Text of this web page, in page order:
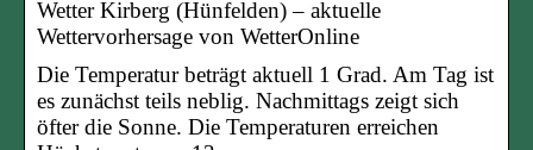
Wetter Kirberg (Hünfelden) – aktuelle
Wettervorhersage von WetterOnline
Die Temperatur beträgt aktuell 1 Grad. Am Tag ist
es zunächst teils neblig. Nachmittags zeigt sich
öfter die Sonne. Die Temperaturen erreichen